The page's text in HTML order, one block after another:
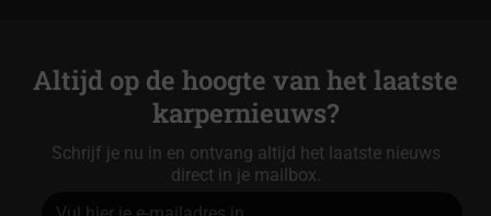
Altijd op de hoogte van het laatste
karpernieuws?
Schrijf je nu in en ontvang altijd het laatste nieuws
direct in je mailbox.